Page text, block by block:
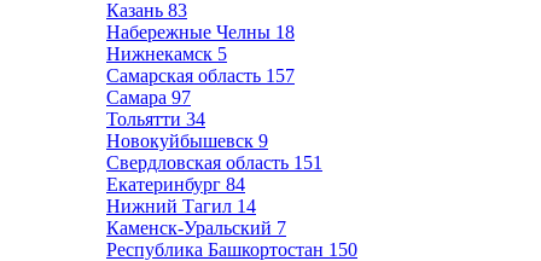
Казань 83
Набережные Челны 18
Нижнекамск 5
Самарская область 157
Самара 97
Тольятти 34
Новокуйбышевск 9
Свердловская область 151
Екатеринбург 84
Нижний Тагил 14
Каменск-Уральский 7
Республика Башкортостан 150